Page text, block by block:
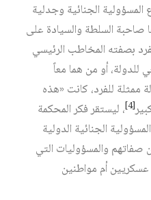
الجنائية وجدلية
صاحبة السلطة والسيادة على
بصفته المخاطب الرئيسي
للدولة، أو من هما معاً
ممثلة للفرد، كانت «هذه
[4] ، ليستقر فكر المحكمة
الجنائية الدولية
صفاتهم والمسؤوليات التي
عسكريين أم مواطنين